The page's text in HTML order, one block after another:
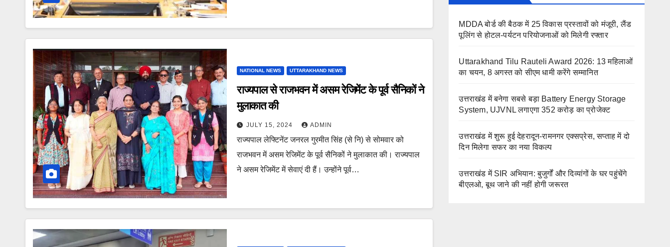
NATIONAL NEWS UTTARAKHAND NEWS
राज्यपाल से राजभवन में असम रेजिमेंट के पूर्व सैनिकों ने
मुलाकात की
JULY 15, 2024 ADMIN
राज्यपाल लेफ्टिनेंट जनरल गुरमीत सिंह (से नि) से सोमवार को
राजभवन में असम रेजिमेंट के पूर्व सैनिकों ने मुलाकात की। राज्यपाल
ने असम रेजिमेंट में सेवाएं दी हैं। उन्होंने पूर्व…
MDDA बोर्ड की बैठक में 25 विकास प्रस्तावों को मंजूरी, लैंड
पूलिंग से होटल-पर्यटन परियोजनाओं को मिलेगी रफ्तार
Uttarakhand Tilu Rauteli Award 2026: 13 महिलाओं
का चयन, 8 अगस्त को सीएम धामी करेंगे सम्मानित
उत्तराखंड में बनेगा सबसे बड़ा Battery Energy Storage
System, UJVNL लगाएगा 352 करोड़ का प्रोजेक्ट
उत्तराखंड में शुरू हुई देहरादून-रामनगर एक्सप्रेस, सप्ताह में दो
दिन मिलेगा सफर का नया विकल्प
उत्तराखंड में SIR अभियान: बुजुर्गों और दिव्यांगों के घर पहुंचेंगे
बीएलओ, बूथ जाने की नहीं होगी जरूरत